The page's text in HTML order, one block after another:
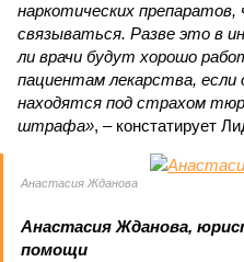
наркотических
связываться. Разве это в
ли врачи будут хорошо
пациентам лекарства,
находятся под страхом
штрафа», – констатирует
Анастасия Жданова
Анастасия Жданова,
помощи